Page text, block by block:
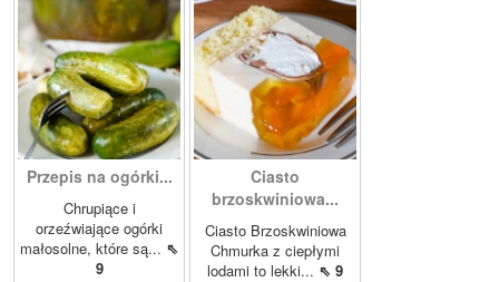
Przepis na ogórki...
Chrupiące i
orzeźwiające ogórki
małosolne, które są... ⇖
9
Ciasto
brzoskwiniowa...
Ciasto Brzoskwiniowa
Chmurka z ciepłymi
lodami to lekki... ⇖ 9